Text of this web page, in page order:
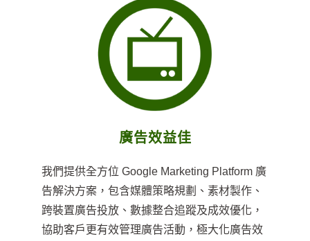
廣告效益佳
我們提供全方位 Google Marketing Platform 廣
告解決方案，包含媒體策略規劃、素材製作、
跨裝置廣告投放、數據整合追蹤及成效優化，
協助客戶更有效管理廣告活動，極大化廣告效